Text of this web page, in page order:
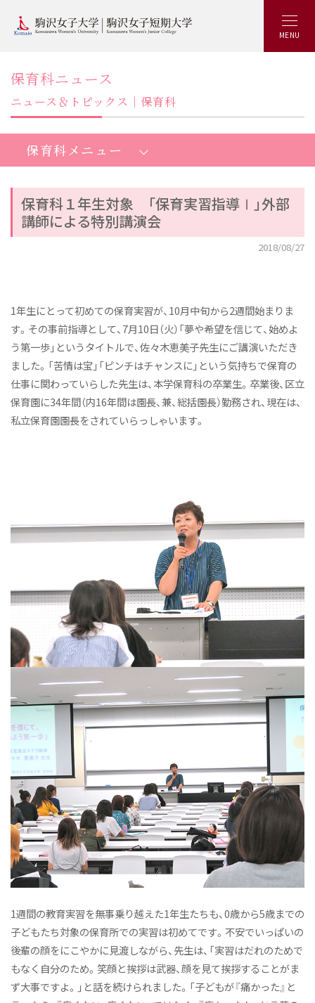
MENU
保育科ニュース
ニュース＆トピックス｜保育科
保育科１年生対象 「保育実習指導Ⅰ」外部
講師による特別講演会
2018/08/27
1年生にとって初めての保育実習が、10月中旬から2週間始まりま
す。その事前指導として、7月10日（火）「夢や希望を信じて、始めよ
う第一歩」というタイトルで、佐々木恵美子先生にご講演いただき
ました。「苦情は宝」「ピンチはチャンスに」という気持ちで保育の
仕事に関わっていらした先生は、本学保育科の卒業生。卒業後、区立
保育園に34年間（内16年間は園長、兼、総括園長）勤務され、現在は、
私立保育園園長をされていらっしゃいます。
1週間の教育実習を無事乗り越えた1年生たちも、0歳から5歳までの
子どもたち対象の保育所での実習は初めてです。不安でいっぱいの
後輩の顔をにこやかに見渡しながら、先生は、「実習はだれのためで
もなく自分のため。笑顔と挨拶は武器、顔を見て挨拶することがま
ず大事ですよ。」と話を続けられました。「子どもが『痛かった』と
保育科メニュー
短期大学保育科：トップ
少人数制ゼミ
施設
付属幼稚園
継続サポート
伝統と継承
実習
2027年度 新たな入試がはじまります！
保育科ニュース
授業紹介
卒業生の今
ニュース&トピックス：アーカイブ